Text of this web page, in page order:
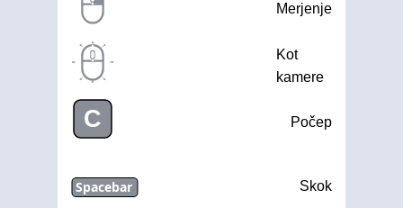
Merjenje
Kot
kamere
C Počep
Spacebar Skok